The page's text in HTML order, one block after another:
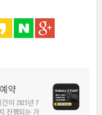
약
이 2025년 7
진행되는 가